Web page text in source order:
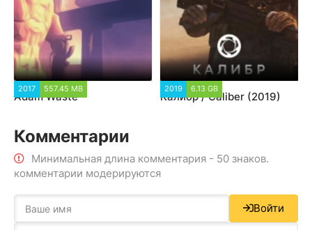
2017 557.45 MB
Adam Waste
2019 6.13 GB
Калибр / Caliber (2019)
Комментарии
Минимальная длина комментария - 50 знаков.
комментарии модерируются
Войти